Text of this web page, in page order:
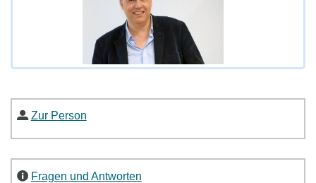
Zur Person
Fragen und Antworten